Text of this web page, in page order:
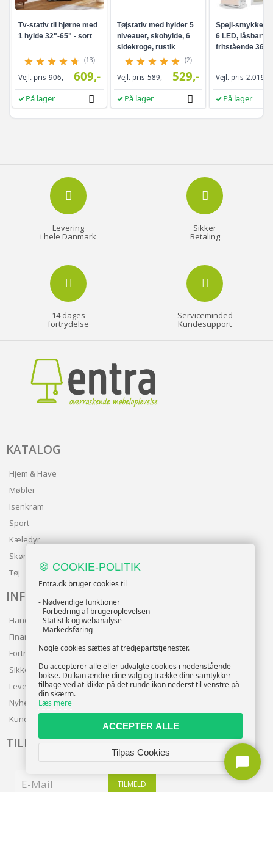
Tv-stativ til hjørne med
1 hylde 32"-65" - sort
(13)
Vejl. pris 906,- 609,-
På lager
Tøjstativ med hylder 5
niveauer, skohylde, 6
sidekroge, rustik
brun/sort
(2)
Vejl. pris 589,- 529,-
På lager
Spejl-
6 LED, låsbart -
fritstående 360°
helkropsspejl, 3
hvid/greige
Vejl. pris 2.019,-
På lager
Levering
i hele Danmark
Sikker
Betaling
14 dages
fortrydelse
Serviceminded
Kundesupport
KATALOG
Hjem & Have
Møbler
Isenkram
Sport
Kæledyr
Skønhed
Tøj
INFO
Handelsbetingelser
Finansering
Fortrolighedspolitik
Sikker betaling
Levering
Nyhedsbrev
Kundeservice
TILMELD NYHEDSBREV
TILMELD
🍪 COOKIE-POLITIK
Entra.dk bruger cookies til
- Nødvendige funktioner
- Forbedring af brugeroplevelsen
- Statistik og webanalyse
- Markedsføring
Nogle cookies sættes af tredjepartstjenester.
Du accepterer alle eller udvalgte cookies i nedenstående
bokse. Du kan ændre dine valg og trække dine samtykker
tilbage ved at klikke på det runde ikon nederst til venstre på
din skærm.
Læs mere
ACCEPTER ALLE
Tilpas Cookies